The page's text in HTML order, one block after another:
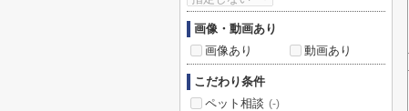
画像・動画あり
画像あり
動画あり
こだわり条件
ペット相談 (-)